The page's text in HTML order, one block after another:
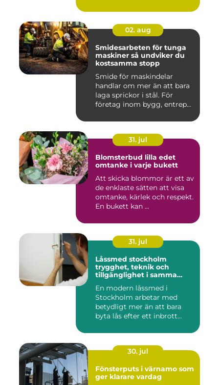
02. aug
Smidesarbeten för tunga
maskiner så undviker du
kostsamma stopp
Smide för maskindelar
handlar om mer än att bara
laga sprickor i stål. För
företag inom bygg, entrep...
31. jul
Blomsterbud lilla edet
omtanke i varje bukett
Att skicka blommor är ett av
de enklaste sätten att visa
omtanke, kärlek och respekt.
En bukett kan ...
31. jul
Låssmed stockholm
trygghet, teknik och
tillgänglighet i samma
En modern låssmed i
Stockholm arbetar med
betydligt mer än att bara
byta lås efter ett inbrott
30. jul
Fönsterputs i värnamo som
ger klarare vardag